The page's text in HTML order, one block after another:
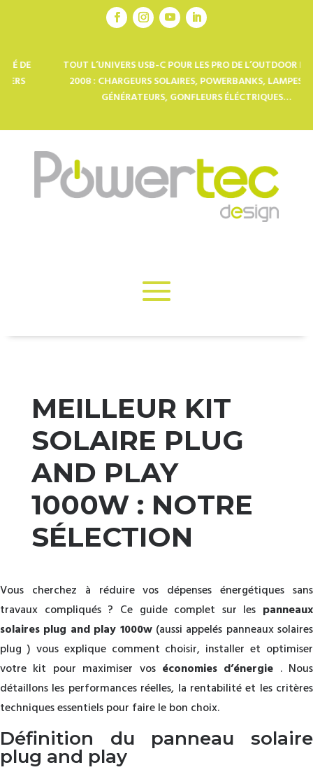
TOUT L’UNIVERS USB-C POUR LES PRO DE L’OUTDOOR DEPUIS
2008 : CHARGEURS SOLAIRES, POWERBANKS, LAMPES LED,
GÉNÉRATEURS, GONFLEURS ÉLÉCTRIQUES…
MEILLEUR KIT
SOLAIRE PLUG
AND PLAY
1000W : NOTRE
SÉLECTION
Vous cherchez à réduire vos dépenses énergétiques sans
travaux compliqués ? Ce guide complet sur les panneaux
solaires plug and play 1000w(aussi appelés panneaux solaires
plug ) vous explique comment choisir, installer et optimiser
votre kit pour maximiser vos économies d’énergie . Nous
détaillons les performances réelles, la rentabilité et les critères
techniques essentiels pour faire le bon choix.
Définition du panneau solaire
plug and play